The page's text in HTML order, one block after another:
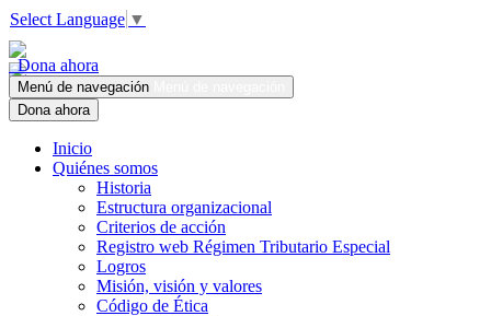
Select Language ▼
Dona ahora
Menú de navegación
Dona ahora
Inicio
Quiénes somos
Historia
Estructura organizacional
Criterios de acción
Registro web Régimen Tributario Especial
Logros
Misión, visión y valores
Código de Ética